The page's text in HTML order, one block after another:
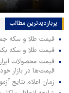
پربازدیدترین‌ مطالب
قیمت طلا و سکه جمعه ۱۶ مرداد ۱۴۰۵/ طلای ۱۸ عیار
قیمت طلا و سکه یکشنبه ۱۱ مرداد ۱۴۰۵/ ریزش
قیمت‌ها در بازار
زمان اعلام نتایج